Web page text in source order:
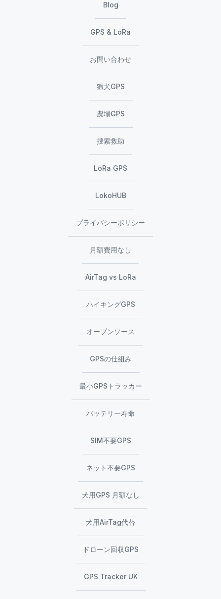
Blog
GPS & LoRa
お問い合わせ
猟犬GPS
農場GPS
捜索救助
LoRa GPS
LokoHUB
プライバシーポリシー
月額費用なし
AirTag vs LoRa
ハイキングGPS
オープンソース
GPSの仕組み
最小GPSトラッカー
バッテリー寿命
SIM不要GPS
ネット不要GPS
犬用GPS 月額なし
犬用AirTag代替
ドローン回収GPS
GPS Tracker UK